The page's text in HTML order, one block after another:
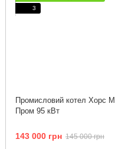
3
Промисловий котел Хорс М
Пром 95 кВт
143 000 грн 145 000 грн